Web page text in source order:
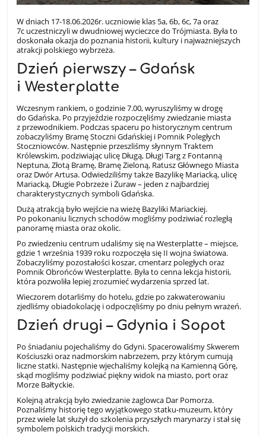
W dniach 17-18.06.2026r. uczniowie klas 5a, 6b, 6c, 7a oraz
7c uczestniczyli w dwudniowej wycieczce do Trójmiasta. Była to
doskonała okazja do poznania historii, kultury i najważniejszych
atrakcji polskiego wybrzeża.
Dzień pierwszy – Gdańsk
i Westerplatte
Wczesnym rankiem, o godzinie 7.00, wyruszyliśmy w drogę
do Gdańska. Po przyjeździe rozpoczęliśmy zwiedzanie miasta
z przewodnikiem. Podczas spaceru po historycznym centrum
zobaczyliśmy Bramę Stoczni Gdańskiej i Pomnik Poległych
Stoczniowców. Następnie przeszliśmy słynnym Traktem
Królewskim, podziwiając ulicę Długą, Długi Targ z Fontanną
Neptuna, Złotą Bramę, Bramę Zieloną, Ratusz Głównego Miasta
oraz Dwór Artusa. Odwiedziliśmy także Bazylikę Mariacką, ulicę
Mariacką, Długie Pobrzeże i Żuraw – jeden z najbardziej
charakterystycznych symboli Gdańska.
Dużą atrakcją było wejście na wieżę Bazyliki Mariackiej.
Po pokonaniu licznych schodów mogliśmy podziwiać rozległą
panoramę miasta oraz okolic.
Po zwiedzeniu centrum udaliśmy się na Westerplatte – miejsce,
gdzie 1 września 1939 roku rozpoczęła się II wojna światowa.
Zobaczyliśmy pozostałości koszar, cmentarz poległych oraz
Pomnik Obrońców Westerplatte. Była to cenna lekcja historii,
która pozwoliła lepiej zrozumieć wydarzenia sprzed lat.
Wieczorem dotarliśmy do hotelu, gdzie po zakwaterowaniu
zjedliśmy obiadokolację i odpoczęliśmy po dniu pełnym wrażeń.
Dzień drugi – Gdynia i Sopot
Po śniadaniu pojechaliśmy do Gdyni. Spacerowaliśmy Skwerem
Kościuszki oraz nadmorskim nabrzeżem, przy którym cumują
liczne statki. Następnie wjechaliśmy kolejką na Kamienną Górę,
skąd mogliśmy podziwiać piękny widok na miasto, port oraz
Morze Bałtyckie.
Kolejną atrakcją było zwiedzanie żaglowca Dar Pomorza.
Poznaliśmy historię tego wyjątkowego statku-muzeum, który
przez wiele lat służył do szkolenia przyszłych marynarzy i stał się
symbolem polskich tradycji morskich.